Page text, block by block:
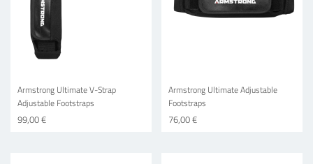
Armstrong Ultimate V-Strap
Adjustable Footstraps
99,00 €
Armstrong Ultimate Adjustable
Footstraps
76,00 €